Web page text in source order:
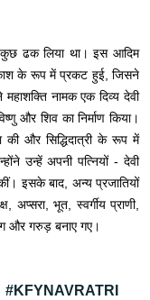
कुछ ढक लिया था। इस आदिम
के रूप में प्रकट हुई, जिसने
नामक एक दिव्य देवी
और शिव का निर्माण किया।
और सिद्धिदात्री के रूप में
उन्हें अपनी पत्नियों - देवी
इसके बाद, अन्य प्रजातियों
अप्सरा, भूत, स्वर्गीय प्राणी,
और गरुड़ बनाए गए।
#KFYNAVRATRI